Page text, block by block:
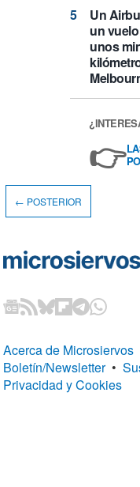
Un
un
unos
👉
← POSTERIOR
Acerca de Microsiervos
Boletín/Newsletter •
Privacidad y Cookies